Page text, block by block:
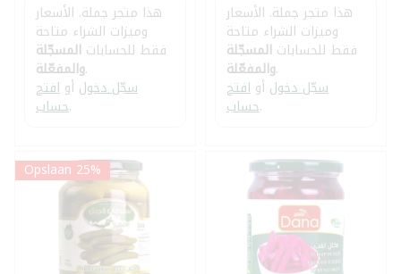
هذا متجر جملة. الأسعار
وميزات الشراء متاحة
فقط للحسابات المسجّلة
والمفعّلة.
سجّل دخول أو افتح
حساب.
هذا متجر جملة. الأسعار
وميزات الشراء متاحة
فقط للحسابات المسجّلة
والمفعّلة.
سجّل دخول أو افتح
حساب.
Opslaan 25%